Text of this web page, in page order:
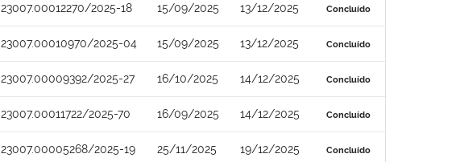
23007.00012270/2025-18 15/09/2025 13/12/2025 Concluído
23007.00010970/2025-04 15/09/2025 13/12/2025 Concluído
23007.00009392/2025-27 16/10/2025 14/12/2025 Concluído
23007.00011722/2025-70 16/09/2025 14/12/2025 Concluído
23007.00005268/2025-19 25/11/2025 19/12/2025 Concluído